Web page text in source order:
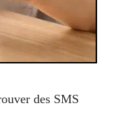
des SMS